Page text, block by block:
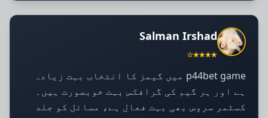
Salman Irshad
★★★★☆
p44bet game میں گیمز کا انتخاب بہت زیادہ
ہے اور ہر گیم کی گرافکس بہت خوبصورت ہیں۔
کسٹمر سروس بھی بہت فعال ہے، مسائل کو جلد